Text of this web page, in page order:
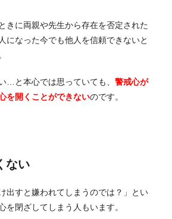
きに両親や先生から存在を否定された
になった今でも他人を信頼できないと
…と本心では思っていても、 警戒心が
を開くことができないのです。
ない
出すと嫌われてしまうのでは？」とい
を閉ざしてしまう人もいます。